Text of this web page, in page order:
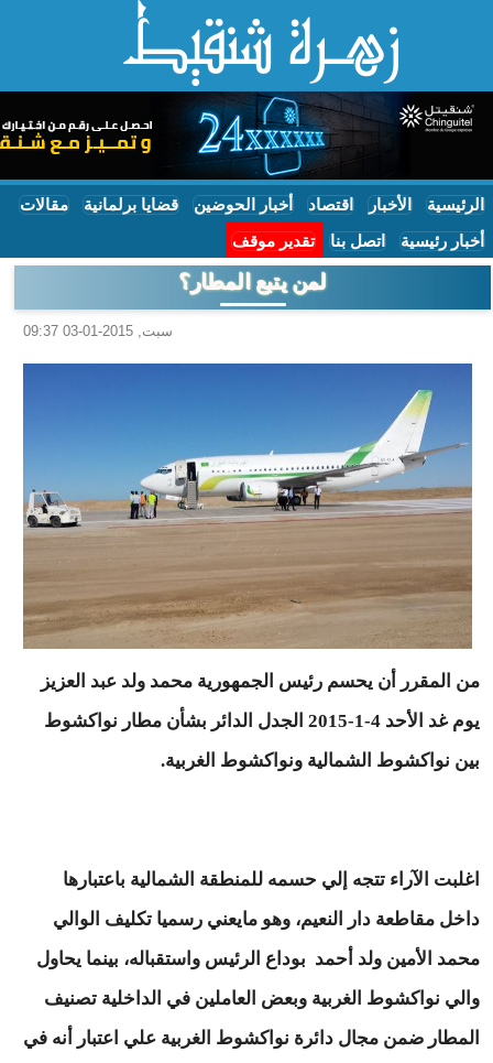
الرئيسية الأخبار اقتصاد أخبار الحوضين قضايا برلمانية مقالات
أخبار رئيسية اتصل بنا تقدير موقف
لمن يتبع المطار؟
سبت, 2015-01-03 09:37
من المقرر أن يحسم رئيس الجمهورية محمد ولد عبد العزيز
يوم غد الأحد 4-1-2015 الجدل الدائر بشأن مطار نواكشوط
بين نواكشوط الشمالية ونواكشوط الغربية.
اغلبت الآراء تتجه إلي حسمه للمنطقة الشمالية باعتبارها
داخل مقاطعة دار النعيم، وهو مايعني رسميا تكليف الوالي
محمد الأمين ولد أحمد بوداع الرئيس واستقباله، بينما يحاول
والي نواكشوط الغربية وبعض العاملين في الداخلية تصنيف
المطار ضمن مجال دائرة نواكشوط الغربية علي اعتبار أنه في